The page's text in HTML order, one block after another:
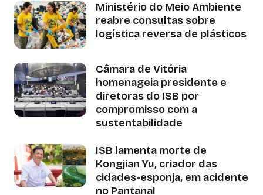
Ministério do Meio Ambiente
reabre consultas sobre
logística reversa de plásticos
Câmara de Vitória
homenageia presidente e
diretoras do ISB por
compromisso com a
sustentabilidade
ISB lamenta morte de
Kongjian Yu, criador das
cidades-esponja, em acidente
no Pantanal